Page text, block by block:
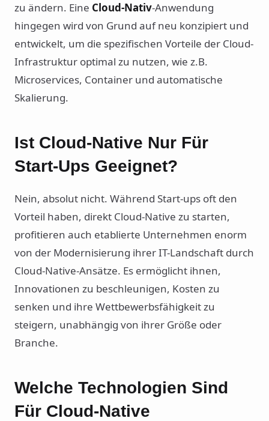
zu ändern. Eine Cloud-Nativ-Anwendung
hingegen wird von Grund auf neu konzipiert und
entwickelt, um die spezifischen Vorteile der Cloud-
Infrastruktur optimal zu nutzen, wie z.B.
Microservices, Container und automatische
Skalierung.
Ist Cloud-Native Nur Für
Start-Ups Geeignet?
Nein, absolut nicht. Während Start-ups oft den
Vorteil haben, direkt Cloud-Native zu starten,
profitieren auch etablierte Unternehmen enorm
von der Modernisierung ihrer IT-Landschaft durch
Cloud-Native-Ansätze. Es ermöglicht ihnen,
Innovationen zu beschleunigen, Kosten zu
senken und ihre Wettbewerbsfähigkeit zu
steigern, unabhängig von ihrer Größe oder
Branche.
Welche Technologien Sind
Für Cloud-Native